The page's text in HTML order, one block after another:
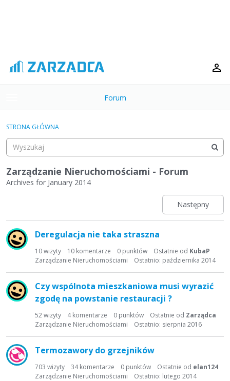
o
g
e
m
e
n
Forum
Kategorie
Dyskusje
Aktywność
STRONA GŁÓWNA
Zarządzanie Nieruchomościami - Forum
Archives for January 2014
Następny
i
s
a
d
y
s
y
j
Deregulacja nie taka straszna
10wizyty 10 komentarze 0 punktów Ostatnie od KubaP
Ostatnio: października 2014
Zarządzanie Nieruchomościami
Czy wspólnota mieszkaniowa musi wyrazić
zgodę na powstanie restauracji ?
52wizyty 4komentarze 0 punktów Ostatnie od Zarządca
Ostatnio: sierpnia 2016
Zarządzanie Nieruchomościami
Termozawory do grzejników
703 wizyty 34komentarze 0 punktów Ostatnie od elan124
Ostatnio: lutego 2014
Zarządzanie Nieruchomościami